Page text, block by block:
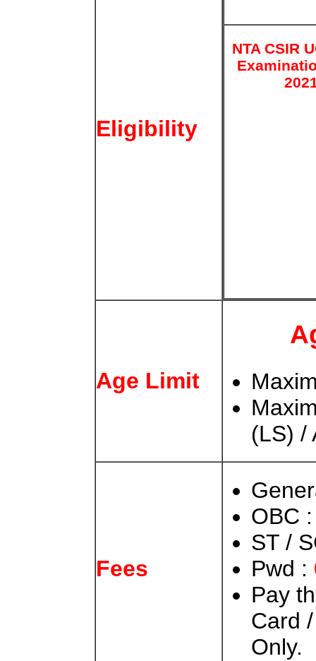
Eligibility
NTA CSIR
Age Limit
(LS) /
Fees
OBC
ST /
Pwd :
Pay
Card
Only.